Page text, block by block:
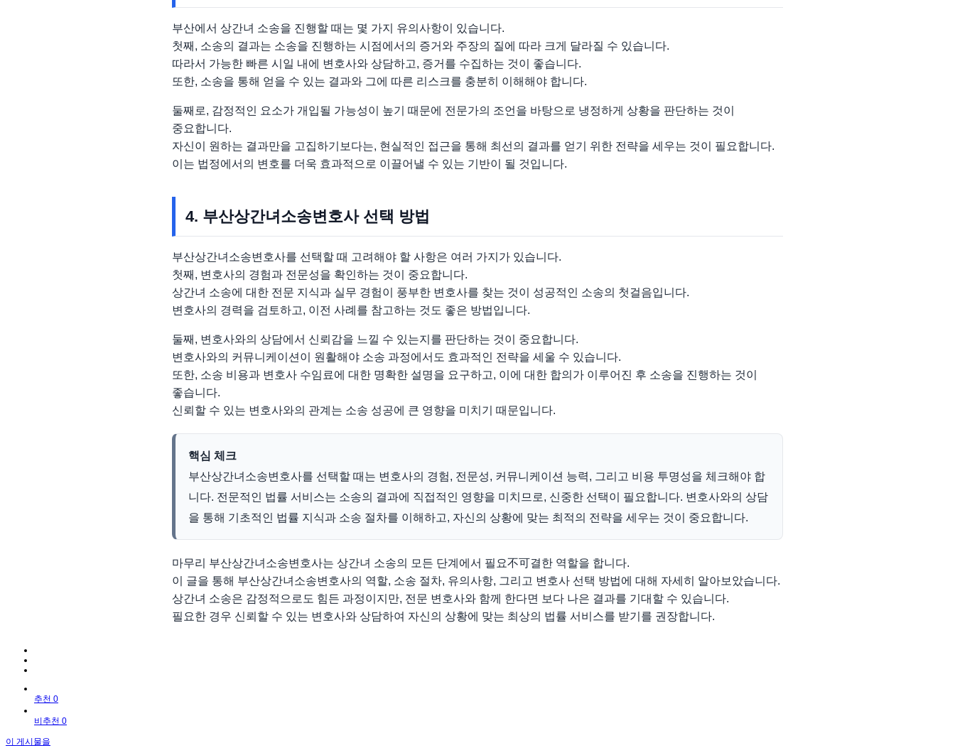
부산에서 상간녀 소송을 진행할 때는 몇 가지 유의사항이 있습니다.
첫째, 소송의 결과는 소송을 진행하는 시점에서의 증거와 주장의 질에 따라 크게 달라질 수 있습니다.
따라서 가능한 빠른 시일 내에 변호사와 상담하고, 증거를 수집하는 것이 좋습니다.
또한, 소송을 통해 얻을 수 있는 결과와 그에 따른 리스크를 충분히 이해해야 합니다.
둘째로, 감정적인 요소가 개입될 가능성이 높기 때문에 전문가의 조언을 바탕으로 냉정하게 상황을 판단하는 것이
중요합니다.
자신이 원하는 결과만을 고집하기보다는, 현실적인 접근을 통해 최선의 결과를 얻기 위한 전략을 세우는 것이 필요합니다.
이는 법정에서의 변호를 더욱 효과적으로 이끌어낼 수 있는 기반이 될 것입니다.
4. 부산상간녀소송변호사 선택 방법
부산상간녀소송변호사를 선택할 때 고려해야 할 사항은 여러 가지가 있습니다.
첫째, 변호사의 경험과 전문성을 확인하는 것이 중요합니다.
상간녀 소송에 대한 전문 지식과 실무 경험이 풍부한 변호사를 찾는 것이 성공적인 소송의 첫걸음입니다.
변호사의 경력을 검토하고, 이전 사례를 참고하는 것도 좋은 방법입니다.
둘째, 변호사와의 상담에서 신뢰감을 느낄 수 있는지를 판단하는 것이 중요합니다.
변호사와의 커뮤니케이션이 원활해야 소송 과정에서도 효과적인 전략을 세울 수 있습니다.
또한, 소송 비용과 변호사 수임료에 대한 명확한 설명을 요구하고, 이에 대한 합의가 이루어진 후 소송을 진행하는 것이
좋습니다.
신뢰할 수 있는 변호사와의 관계는 소송 성공에 큰 영향을 미치기 때문입니다.
핵심 체크
부산상간녀소송변호사를 선택할 때는 변호사의 경험, 전문성, 커뮤니케이션 능력, 그리고 비용 투명성을 체크해야 합
니다. 전문적인 법률 서비스는 소송의 결과에 직접적인 영향을 미치므로, 신중한 선택이 필요합니다. 변호사와의 상담
을 통해 기초적인 법률 지식과 소송 절차를 이해하고, 자신의 상황에 맞는 최적의 전략을 세우는 것이 중요합니다.
마무리 부산상간녀소송변호사는 상간녀 소송의 모든 단계에서 필요不可결한 역할을 합니다.
이 글을 통해 부산상간녀소송변호사의 역할, 소송 절차, 유의사항, 그리고 변호사 선택 방법에 대해 자세히 알아보았습니다.
상간녀 소송은 감정적으로도 힘든 과정이지만, 전문 변호사와 함께 한다면 보다 나은 결과를 기대할 수 있습니다.
필요한 경우 신뢰할 수 있는 변호사와 상담하여 자신의 상황에 맞는 최상의 법률 서비스를 받기를 권장합니다.
추천 0
비추천 0
이 게시물을